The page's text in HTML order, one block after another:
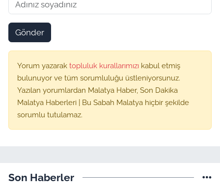
Gönder
Yorum yazarak topluluk kurallarımızı kabul etmiş
bulunuyor ve tüm sorumluluğu üstleniyorsunuz.
Yazılan yorumlardan Malatya Haber, Son Dakika
Malatya Haberleri | Bu Sabah Malatya hiçbir şekilde
sorumlu tutulamaz.
Son Haberler